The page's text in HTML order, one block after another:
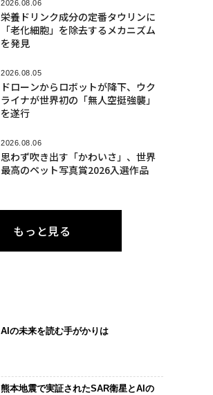
2026.08.06
栄養ドリンク成分の定番タウリンに
「老化細胞」を除去するメカニズム
を発見
2026.08.05
ドローンからロボットが降下、ウク
ライナが世界初の「無人空挺強襲」
を遂行
2026.08.06
思わず吹き出す「かわいさ」、世界
最高のペット写真賞2026入選作品
もっと見る
AIの未来を読む手がかりは
熊本地震で実証されたSAR衛星とAIの